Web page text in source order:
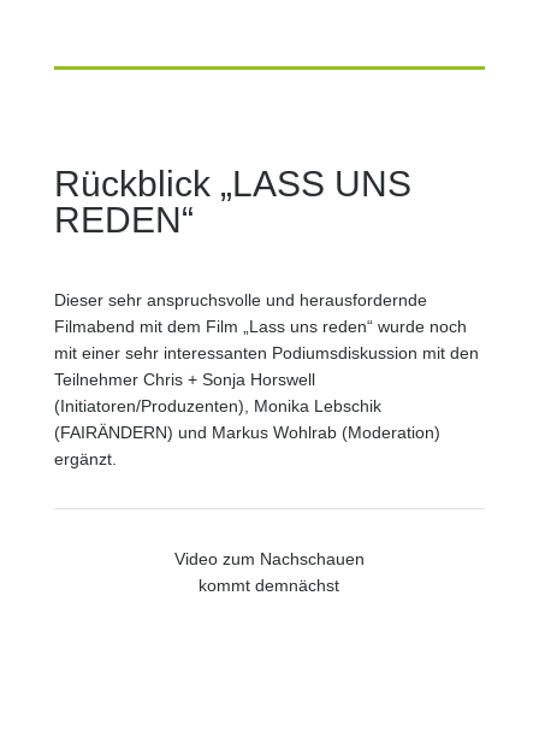
Rückblick „LASS UNS
REDEN“
Dieser sehr anspruchsvolle und herausfordernde
Filmabend mit dem Film „Lass uns reden“ wurde noch
mit einer sehr interessanten Podiumsdiskussion mit den
Teilnehmer Chris + Sonja Horswell
(Initiatoren/Produzenten), Monika Lebschik
(FAIRÄNDERN) und Markus Wohlrab (Moderation)
ergänzt.
Video zum Nachschauen
kommt demnächst